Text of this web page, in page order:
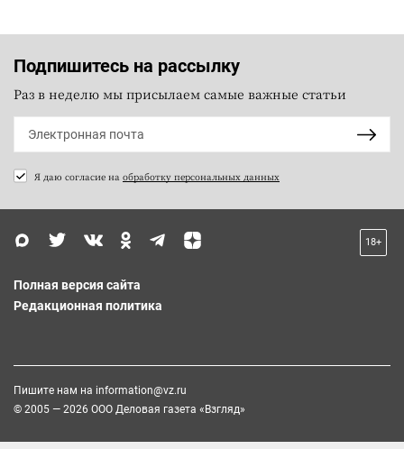
Подпишитесь на рассылку
Раз в неделю мы присылаем самые важные статьи
Я даю согласие на обработку персональных данных
18+
Полная версия сайта
Редакционная политика
Пишите нам на information@vz.ru
© 2005 — 2026 ООО Деловая газета «Взгляд»